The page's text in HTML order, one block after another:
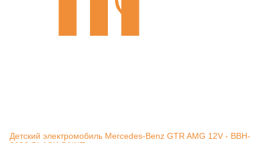
Детский электромобиль Mercedes-Benz GTR AMG 12V - BBH-